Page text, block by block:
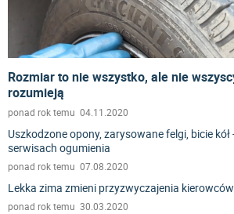
Rozmiar to nie wszystko, ale nie
rozumieją
ponad rok temu 04.11.2020
Uszkodzone opony, zarysowane felgi, bicie kół
serwisach ogumienia
ponad rok temu 07.08.2020
Lekka zima zmieni przyzwyczajenia
ponad rok temu 30.03.2020